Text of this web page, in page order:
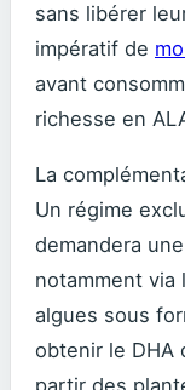
sans libérer
impératif de
avant
richesse en
La
Un régime
demandera
notamment via
algues sous
obtenir le DHA
partir des